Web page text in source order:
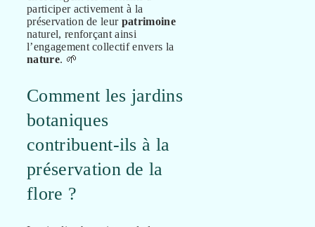
participer activement à la
préservation de leur patrimoine
naturel, renforçant ainsi
l’engagement collectif envers la
nature. 🌱
Comment les jardins
botaniques
contribuent-ils à la
préservation de la
flore ?